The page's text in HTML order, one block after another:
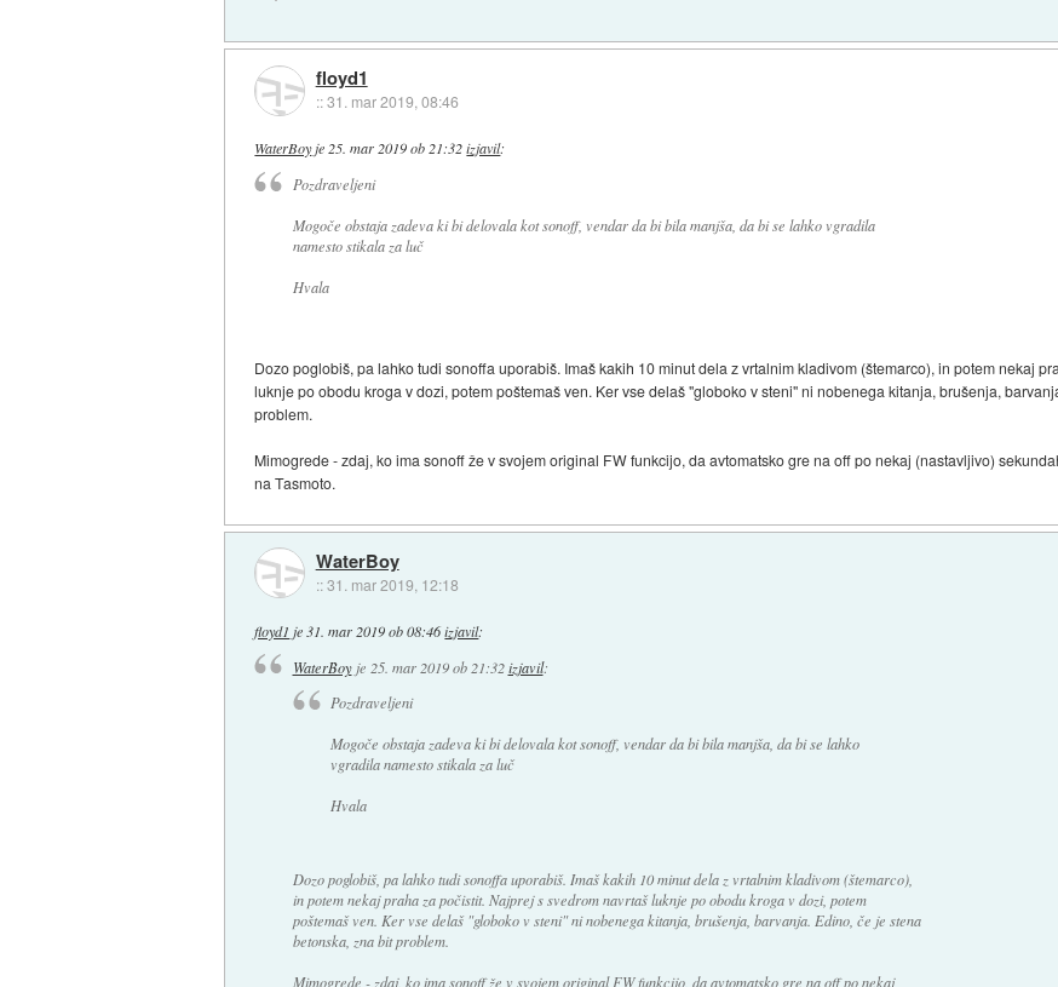
floyd1
::31. mar 2019, 08:46
WaterBoyje 25. mar 2019 ob 21:32 izjavil:
Pozdraveljeni
Mogoče obstaja zadeva ki bi delovala kot sonoff, vendar da bi bila manjša, da bi se lahko vgradila
namesto stikala za luč
Hvala
Dozo poglobiš, pa lahko tudi sonoffa uporabiš. Imaš kakih 10 minut dela z vrtalnim kladivom (štemarco), in potem nekaj
luknje po obodu kroga v dozi, potem poštemaš ven. Ker vse delaš "globoko v steni" ni nobenega kitanja, brušenja,
problem.
Mimogrede - zdaj, ko ima sonoff že v svojem original FW funkcijo, da avtomatsko gre na off po nekaj (nastavljivo)
na Tasmoto.
WaterBoy
::31. mar 2019, 12:18
floyd1 je 31. mar 2019 ob 08:46 izjavil:
WaterBoyje 25. mar 2019 ob 21:32 izjavil:
Pozdraveljeni
Mogoče obstaja zadeva ki bi delovala kot sonoff, vendar da bi bila manjša, da bi se lahko
vgradila namesto stikala za luč
Hvala
Dozo poglobiš, pa lahko tudi sonoffa uporabiš. Imaš kakih 10 minut dela z vrtalnim kladivom (štemarco),
in potem nekaj praha za počistit. Najprej s svedrom navrtaš luknje po obodu kroga v dozi, potem
poštemaš ven. Ker vse delaš "globoko v steni" ni nobenega kitanja, brušenja, barvanja. Edino, če je stena
betonska, zna bit problem.
Mimogrede - zdaj, ko ima sonoff že v svojem original FW funkcijo, da avtomatsko gre na off po nekaj